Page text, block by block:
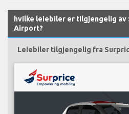
hvilke leiebiler er tilgjengelig av
Airport?
Leiebiler tilgjengelig fra